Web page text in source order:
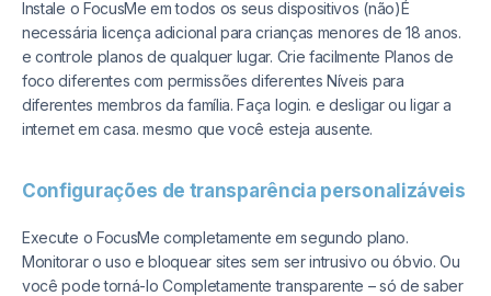
Instale o FocusMe em todos os seus dispositivos (não)É
necessária licença adicional para crianças menores de 18 anos.
e controle planos de qualquer lugar. Crie facilmente Planos de
foco diferentes com permissões diferentes Níveis para
diferentes membros da família. Faça login. e desligar ou ligar a
internet em casa.mesmo que você esteja ausente.
Configurações de transparência personalizáveis
Execute o FocusMe completamente em segundo plano.
Monitorar o uso e bloquear sites sem serintrusivo ou óbvio. Ou
você pode torná-loCompletamente transparente – só de saber